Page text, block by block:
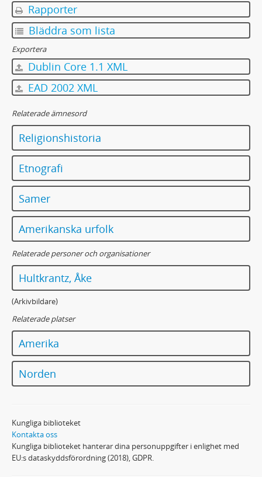
Rapporter
Bläddra som lista
Exportera
Dublin Core 1.1 XML
EAD 2002 XML
Relaterade ämnesord
Religionshistoria
Etnografi
Samer
Amerikanska urfolk
Relaterade personer och organisationer
Hultkrantz, Åke
(Arkivbildare)
Relaterade platser
Amerika
Norden
Kungliga biblioteket
Kontakta oss
Kungliga biblioteket hanterar dina personuppgifter i enlighet med
EU:s dataskyddsförordning (2018), GDPR.